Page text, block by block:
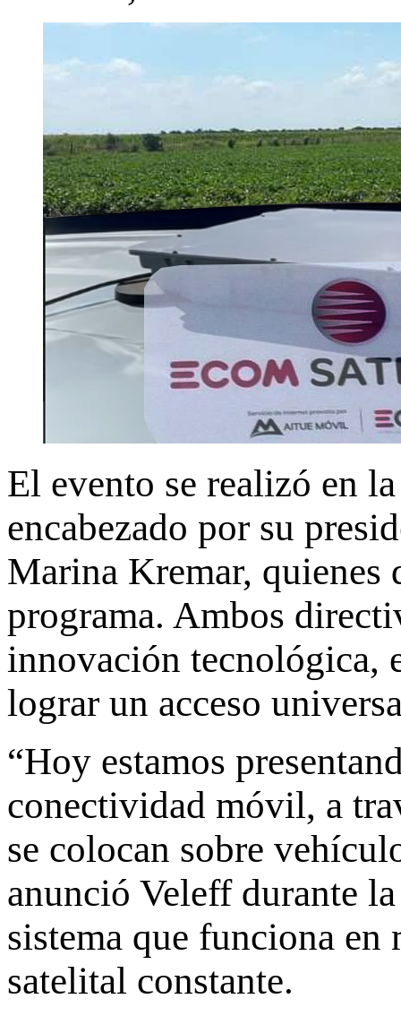
El evento se realizó en
encabezado por su
Marina Kremar, quienes
programa. Ambos
innovación tecnológica,
lograr un acceso
“Hoy estamos
conectividad móvil, a
se colocan sobre
anunció Veleff durante
sistema que funciona
satelital constante.